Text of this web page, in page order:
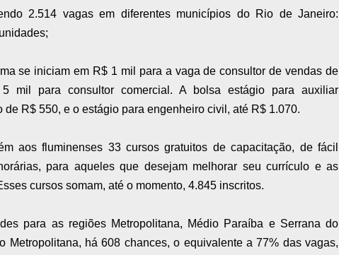
2.514 vagas em diferentes municípios do Rio de Janeiro:
se iniciam em R$ 1 mil para a vaga de consultor de vendas de
mil para consultor comercial. A bolsa estágio para auxiliar
R$ 550, e o estágio para engenheiro civil, até R$ 1.070.
aos fluminenses 33 cursos gratuitos de capacitação, de fácil
para aqueles que desejam melhorar seu currículo e as
cursos somam, até o momento, 4.845 inscritos.
para as regiões Metropolitana, Médio Paraíba e Serrana do
Metropolitana, há 608 chances, o equivalente a 77% das vagas,